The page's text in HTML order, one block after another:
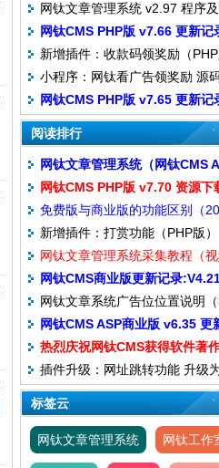
回收》，新手小白都能操作，帮
的旧衣服旧鞋包旧书旧家电等变
换钱！
网钛文章管理系统 v2.97 程序
网钛CMS PHP版 v7.66 更新记
新增插件：收款码领奖励（PHP
小程序：网钛看广告领奖励 源
网钛CMS PHP版 v7.65 更新记
阅读排行
网钛文章管理系统（网钛CMS
费版 v2.97 资源下载
网钛CMS PHP版 v7.70 资源下
免费版与商业版的功能区别（
新增插件：打赏功能（PHP版）
网钛文章管理系统采集教程（视
网钛CMS商业版更新记录
20130521~V2.00 20110212
网钛文章系统广告位位置说明（
网钛CMS ASP商业版 v6.35 更
新包下载
热烈庆祝网钛CMS获得软件著
插件升级：网址跳转功能 升级
聚合二维码
标签云
网钛文章管理系统 网钛工作